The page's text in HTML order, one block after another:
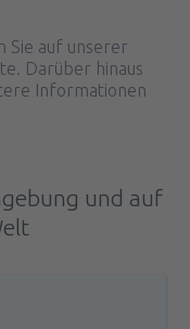
Sie auf unserer
Darüber hinaus
Informationen
und auf